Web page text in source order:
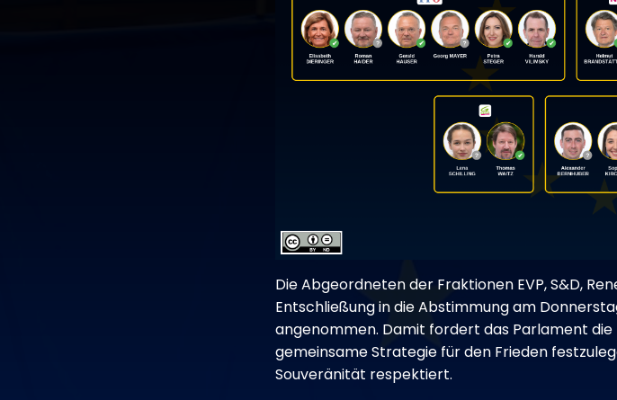
Die Abgeordneten der Fraktionen EVP, S&D,
Entschließung in die Abstimmung am
angenommen. Damit fordert das Parlament die
gemeinsame Strategie für den Frieden
Souveränität respektiert.